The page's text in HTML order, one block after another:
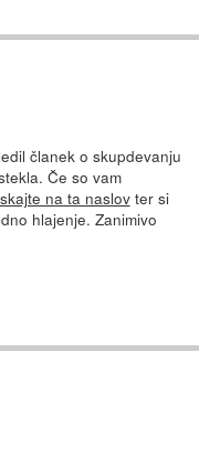
članek o skupdevanju
Če so vam
na ta naslovter si
hlajenje. Zanimivo